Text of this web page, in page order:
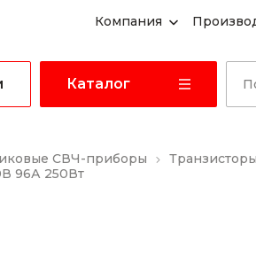
Компания
Каталог
СВЧ-приборы
96А 250Вт